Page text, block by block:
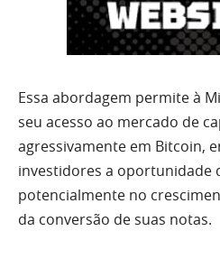
Essa abordagem permite à
seu acesso ao mercado de
agressivamente em Bitcoin,
investidores a oportunidade
potencialmente no
da conversão de suas notas.